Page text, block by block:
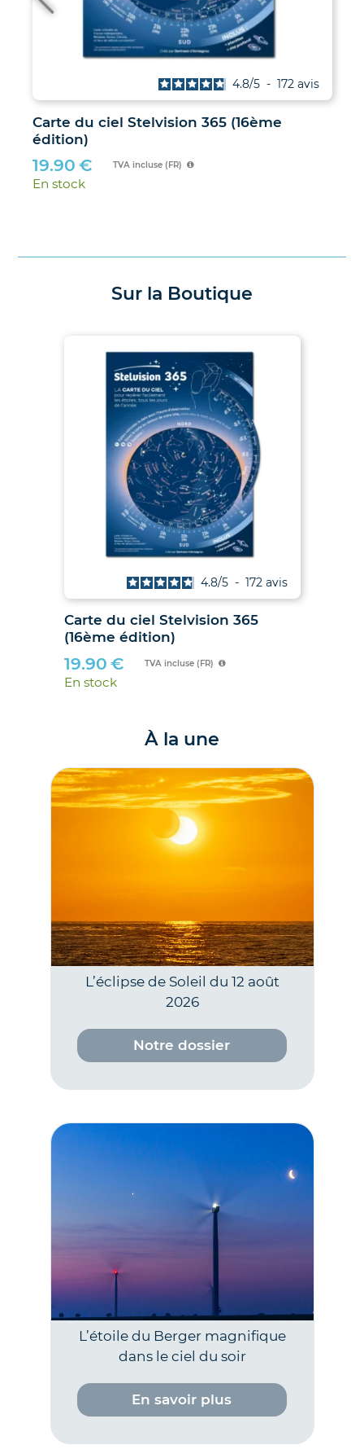
Les Soleils noirs de 2026 et 2027 – Le
guide des éclipses des 12 août 2026 et 2
août 2027
4.9/5 - 38 avis
21.00€
Sur la Boutique
Les Soleils noirs de 2026 et 2027
– Le guide des éclipses des 12
août 2026 et 2 août 2027
4.9/5 - 38 avis
21.00€
À la une
L’éclipse de Soleil du 12 août
2026
Notre dossier
L’étoile du Berger magnifique
dans le ciel du soir
En savoir plus